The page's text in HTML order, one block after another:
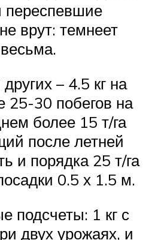
врут: темнеет
– 4.5 кг на
25-30 побегов на
более 15 т/га
после летней
и порядка 25 т/га
0.5 х 1.5 м.
подсчеты: 1 кг с
двух урожаях, и